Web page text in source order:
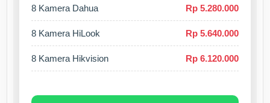
8 Kamera Dahua Rp 5.280.000
8 Kamera HiLook Rp 5.640.000
8 Kamera Hikvision Rp 6.120.000